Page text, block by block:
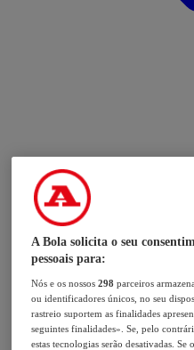
A Bola solicita o seu
pessoais para:
Nós e os nossos298 parceiros
ou identificadores únicos, no seu
rastreio suportem as finalidades
seguintes finalidades». Se, pelo
estas tecnologias serão desativadas.